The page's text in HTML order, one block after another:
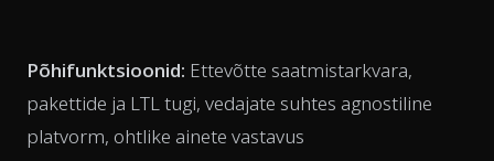
Põhifunktsioonid: Ettevõtte saatmistarkvara,
pakettide ja LTL tugi, vedajate suhtes agnostiline
platvorm, ohtlike ainete vastavus